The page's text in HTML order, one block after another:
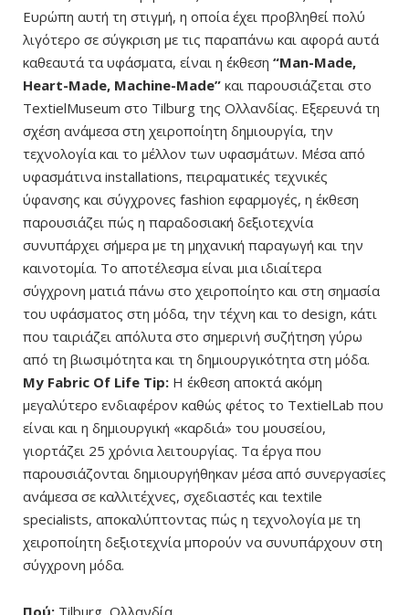
Ευρώπη αυτή τη στιγμή, η οποία έχει προβληθεί πολύ
λιγότερο σε σύγκριση με τις παραπάνω και αφορά αυτά
καθεαυτά τα υφάσματα, είναι η ΄έκθεση “Man-Made,
Heart-Made, Machine-Made” και παρουσιάζεται στο
TextielMuseum στο Tilburg της Ολλανδίας. Εξερευνά τη
σχέση ανάμεσα στη χειροποίητη δημιουργία, την
τεχνολογία και το μέλλον των υφασμάτων. Μέσα από
υφασμάτινα installations, πειραματικές τεχνικές
ύφανσης και σύγχρονες fashion εφαρμογές, η έκθεση
παρουσιάζει πώς η παραδοσιακή δεξιοτεχνία
συνυπάρχει σήμερα με τη μηχανική παραγωγή και την
καινοτομία. Το αποτέλεσμα είναι μια ιδιαίτερα
σύγχρονη ματιά πάνω στο χειροποίητο και στη σημασία
του υφάσματος στη μόδα, την τέχνη και το design, κάτι
που ταιριάζει απόλυτα στο σημερινή συζήτηση γύρω
από τη βιωσιμότητα και τη δημιουργικότητα στη μόδα.
My Fabric Of Life Tip: Η έκθεση αποκτά ακόμη
μεγαλύτερο ενδιαφέρον καθώς φέτος το TextielLab που
είναι και η δημιουργική «καρδιά» του μουσείου,
γιορτάζει 25 χρόνια λειτουργίας. Τα έργα που
παρουσιάζονται δημιουργήθηκαν μέσα από συνεργασίες
ανάμεσα σε καλλιτέχνες, σχεδιαστές και textile
specialists, αποκαλύπτοντας πώς η τεχνολογία με τη
χειροποίητη δεξιοτεχνία μπορούν να συνυπάρχουν στη
σύγχρονη μόδα.